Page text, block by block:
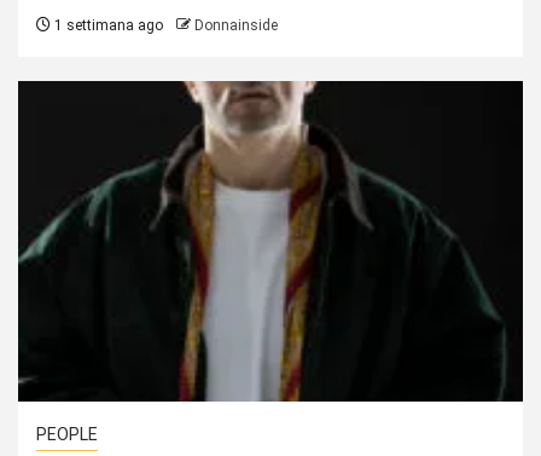
1 settimana ago Donnainside
PEOPLE